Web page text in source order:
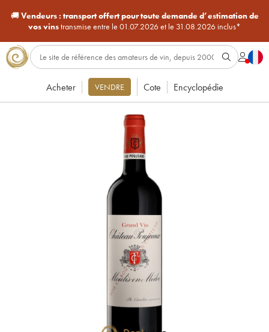
🚚Vendeurs : transport offert pour toute demande d’estimation de
vos vinstransmise entre le 01.07.2026 et le 31.08.2026 inclus*
Acheter VENDRE Cote Encyclopédie